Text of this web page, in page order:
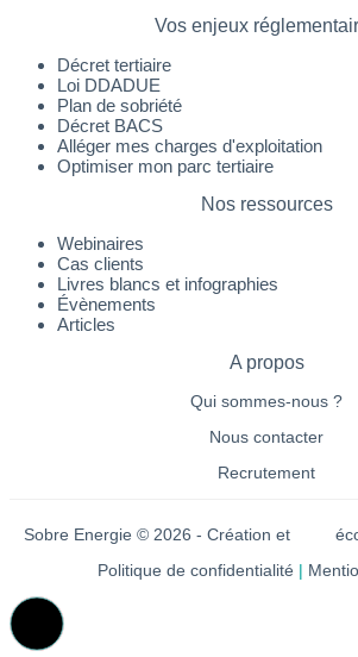
Vos enjeux
Décret tertiaire
Loi DDADUE
Plan de sobriété
Décret BACS
Alléger mes charges d'exploitation
Optimiser mon parc tertiaire
Nos ressources
Webinaires
Cas clients
Livres blancs et infographies
Évènements
Articles
A propos
Qui sommes-nous ?
Nous contacter
Recrutement
Sobre Energie © 2026 - Création et
Politique de confidentialité |